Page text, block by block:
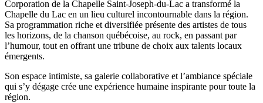
Corporation de la Chapelle Saint-Joseph-du-Lac a transformé la
Chapelle du Lac en un lieu culturel incontournable dans la région.
Sa programmation riche et diversifiée présente des artistes de tous
les horizons, de la chanson québécoise, au rock, en passant par
l’humour, tout en offrant une tribune de choix aux talents locaux
émergents.
Son espace intimiste, sa galerie collaborative et l’ambiance spéciale
qui s’y dégage crée une expérience humaine inspirante pour toute la
région.